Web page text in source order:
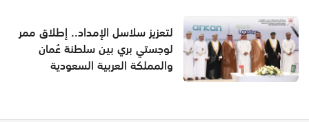
لتعزيز سلاسل الإمداد.. إطلاق ممر
لوجستي بري بين سلطنة عُمان
والمملكة العربية السعودية